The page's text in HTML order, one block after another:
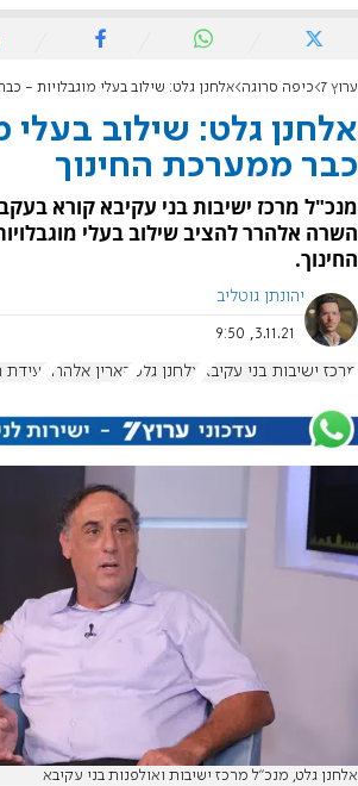
ערוץ 7 כיפה סרוגה אלחנן גלט: שילוב בעלי מוגבלויות - כבר
אלחנן גלט: שילוב בעלי
כבר ממערכת החינוך
מנכ"ל מרכז ישיבות בני עקיבא קורא
השרה אלהרר להציב שילוב בעלי
החינוך.
יהונתן גוטליב
3.11.21, 9:50
מרכז ישיבות בני עקיבא אלחנן גלט קארין אלהרר ועידת
אלחנן גלט, מנכ"ל מרכז ישיבות ואולפנות בני עקיבא